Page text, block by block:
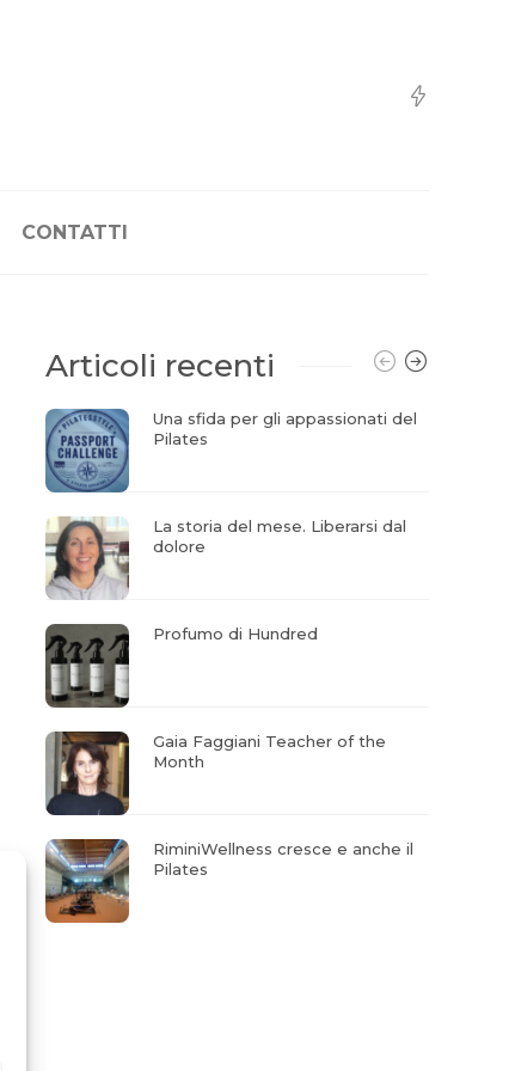
CONTATTI
Articoli recenti
Una sfida per gli appassionati del
Pilates
La storia del mese. Liberarsi dal
dolore
Profumo di Hundred
Gaia Faggiani Teacher of the
Month
RiminiWellness cresce e anche il
Pilates